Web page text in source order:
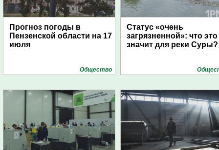
Прогноз погоды в
Пензенской области на 17
июля
Общество
Статус «очень
загрязненной»: что это
значит для реки Суры?